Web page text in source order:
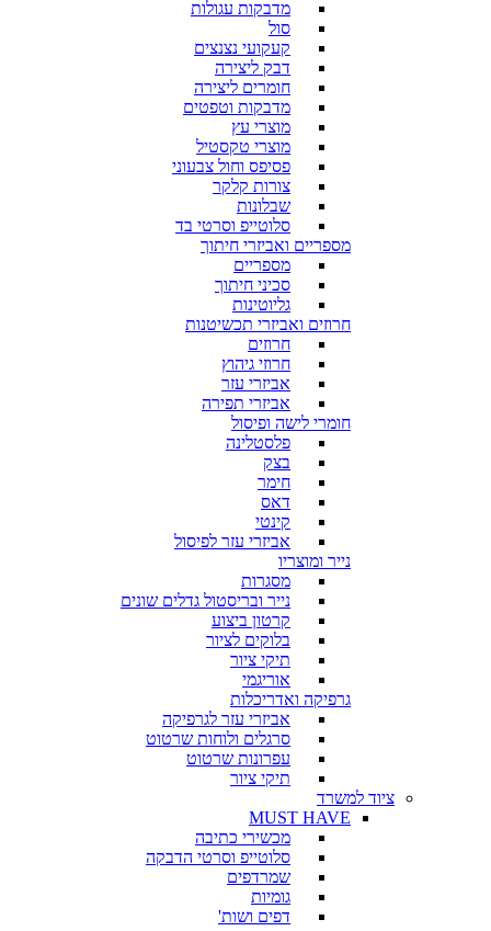
מדבקות עגולות
סול
קעקועי נצנצים
דבק ליצירה
חומרים ליצירה
מדבקות וטפטים
מוצרי עץ
מוצרי טקסטיל
פסיפס וחול צבעוני
צורות קלקר
שבלונות
סלוטייפ וסרטי בד
מספריים ואביזרי חיתוך
מספריים
סכיני חיתוך
גליוטינות
חרוזים ואביזרי תכשיטנות
חרוזים
חרוזי גיהוץ
אביזרי עזר
אביזרי תפירה
חומרי לישה ופיסול
פלסטלינה
בצק
חימר
דאס
קינטי
אביזרי עזר לפיסול
נייר ומוצריו
מסגרות
נייר ובריסטול גדלים שונים
קרטון ביצוע
בלוקים לציור
תיקי ציור
אוריגמי
גרפיקה ואדריכלות
אביזרי עזר לגרפיקה
סרגלים ולוחות שרטוט
עפרונות שרטוט
תיקי ציור
ציוד למשרד
MUST HAVE
מכשירי כתיבה
סלוטייפ וסרטי הדבקה
שמרדפים
גומיות
דפים ושות'